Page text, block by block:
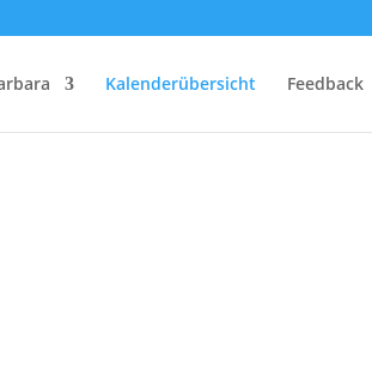
Kalenderübersicht Feedback